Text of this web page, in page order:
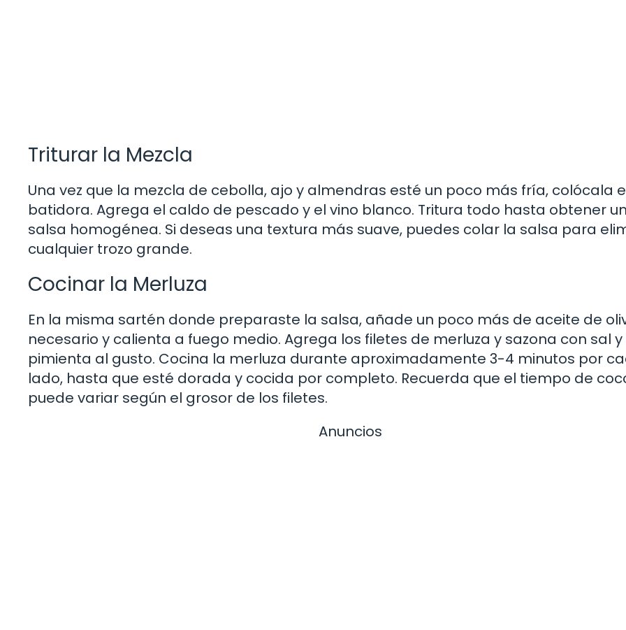
Triturar la Mezcla
Una vez que la mezcla de cebolla, ajo y almendras esté un poco más fría, colócala
batidora. Agrega el caldo de pescado y el vino blanco. Tritura todo hasta obtener
salsa homogénea. Si deseas una textura más suave, puedes colar la salsa para
cualquier trozo grande.
Cocinar la Merluza
En la misma sartén donde preparaste la salsa, añade un poco más de aceite de
necesario y calienta a fuego medio. Agrega los filetes de merluza y sazona con sal y
pimienta al gusto. Cocina la merluza durante aproximadamente 3-4 minutos por
lado, hasta que esté dorada y cocida por completo. Recuerda que el tiempo de
puede variar según el grosor de los filetes.
Anuncios